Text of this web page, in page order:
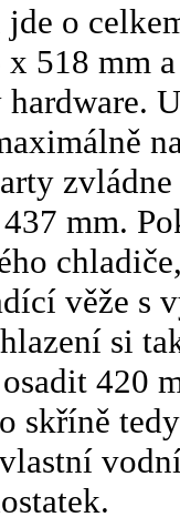
jde o
518 mm
mm.
věže s
si
420
skříně